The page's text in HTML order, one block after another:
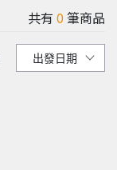
共有 0筆商品